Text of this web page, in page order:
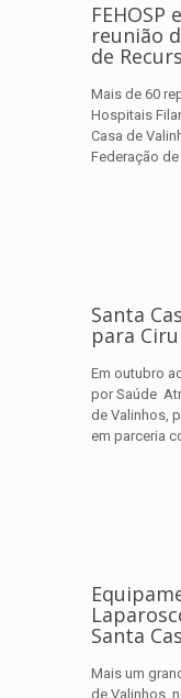
reunião
de
Mais de 60
Hospitais
Casa de
Federação
Santa
para
Em outubro
por Saúde
de Valinhos,
em parceria
Santa
Mais um
de Valinhos,